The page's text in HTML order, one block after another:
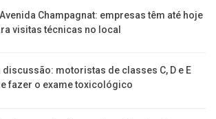
Champagnat: empresas têm até hoje
visitas técnicas no local
discussão: motoristas de classes C, D e E
fazer o exame toxicológico